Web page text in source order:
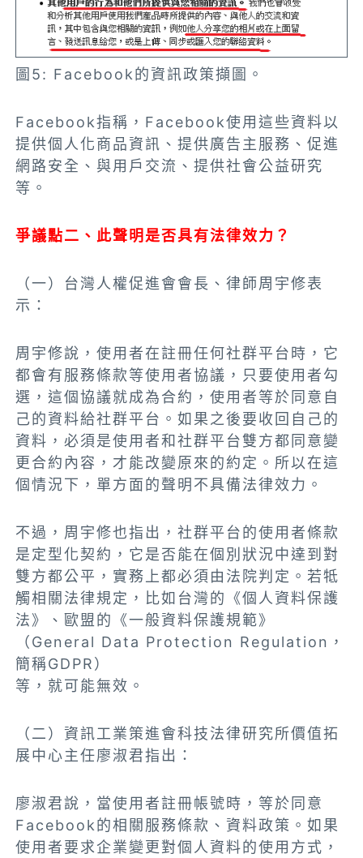
圖5: Facebook的資訊政策擷圖。
Facebook指稱，Facebook使用這些資料以
提供個人化商品資訊、提供廣告主服務、促進
網路安全、與用戶交流、提供社會公益研究
等。
爭議點二、此聲明是否具有法律效力？
（一）台灣人權促進會會長、律師周宇修表
示：
周宇修說，使用者在註冊任何社群平台時，它
都會有服務條款等使用者協議，只要使用者勾
選，這個協議就成為合約，使用者等於同意自
己的資料給社群平台。如果之後要收回自己的
資料，必須是使用者和社群平台雙方都同意變
更合約內容，才能改變原來的約定。所以在這
個情況下，單方面的聲明不具備法律效力。
不過，周宇修也指出，社群平台的使用者條款
是定型化契約，它是否能在個別狀況中達到對
雙方都公平，實務上都必須由法院判定。若牴
觸相關法律規定，比如台灣的《個人資料保護
法》、歐盟的《一般資料保護規範》
（General Data Protection Regulation，
簡稱GDPR）
等，就可能無效。
（二）資訊工業策進會科技法律研究所價值拓
展中心主任廖淑君指出：
廖淑君說，當使用者註冊帳號時，等於同意
Facebook的相關服務條款、資料政策。如果
使用者要求企業變更對個人資料的使用方式，